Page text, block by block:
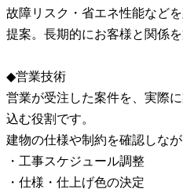
故障リスク・省エネ性能など
提案。長期的にお客様と関係を
◆営業技術
営業が受注した案件を、実際
込む役割です。
建物の仕様や制約を確認しなが
・工事スケジュール調整
・仕様・仕上げ色の決定